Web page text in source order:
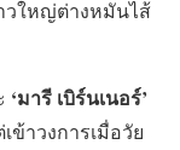
วใหญ่ต่างหมันไส้
‘มารี เบิร์นเนอร์’
ข้าวงการเมื่อวัย